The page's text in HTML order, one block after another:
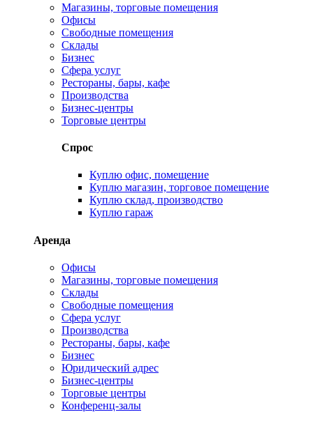
Магазины, торговые помещения
Офисы
Свободные помещения
Склады
Бизнес
Сфера услуг
Рестораны, бары, кафе
Производства
Бизнес-центры
Торговые центры
Спрос
Куплю офис, помещение
Куплю магазин, торговое помещение
Куплю склад, производство
Куплю гараж
Аренда
Офисы
Магазины, торговые помещения
Склады
Свободные помещения
Сфера услуг
Производства
Рестораны, бары, кафе
Бизнес
Юридический адрес
Бизнес-центры
Торговые центры
Конференц-залы